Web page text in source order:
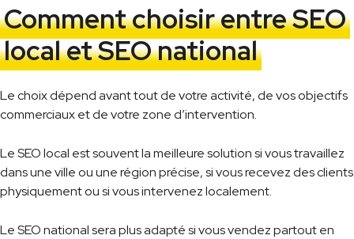
Comment choisir entre SEO
local et SEO national
Le choix dépend avant tout de votre activité, de vos objectifs
commerciaux et de votre zone d’intervention.
Le SEO local est souvent la meilleure solution si vous travaillez
dans une ville ou une région précise, si vous recevez des clients
physiquement ou si vous intervenez localement.
Le SEO national sera plus adapté si vous vendez partout en